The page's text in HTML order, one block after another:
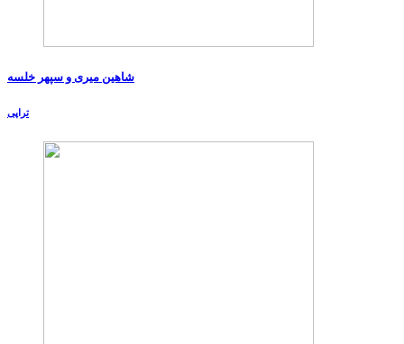
شاهین میری و سپهر خلسه
تراپی